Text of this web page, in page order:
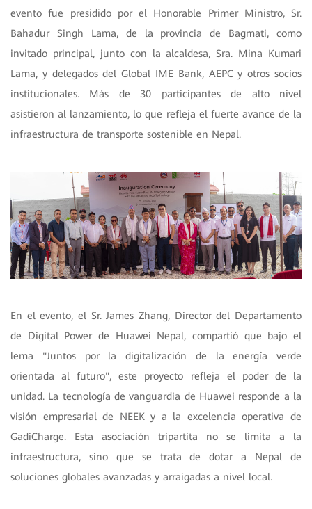
evento fue presidido por el Honorable Primer Ministro, Sr.
Bahadur Singh Lama, de la provincia de Bagmati, como
invitado principal, junto con la alcaldesa, Sra. Mina Kumari
Lama, y delegados del Global IME Bank, AEPC y otros socios
institucionales. Más de 30 participantes de alto nivel
asistieron al lanzamiento, lo que refleja el fuerte avance de la
infraestructura de transporte sostenible en Nepal.
En el evento, el Sr. James Zhang, Director del Departamento
de Digital Power de Huawei Nepal, compartió que bajo el
lema "Juntos por la digitalización de la energía verde
orientada al futuro", este proyecto refleja el poder de la
unidad. La tecnología de vanguardia de Huawei responde a la
visión empresarial de NEEK y a la excelencia operativa de
GadiCharge. Esta asociación tripartita no se limita a la
infraestructura, sino que se trata de dotar a Nepal de
soluciones globales avanzadas y arraigadas a nivel local.